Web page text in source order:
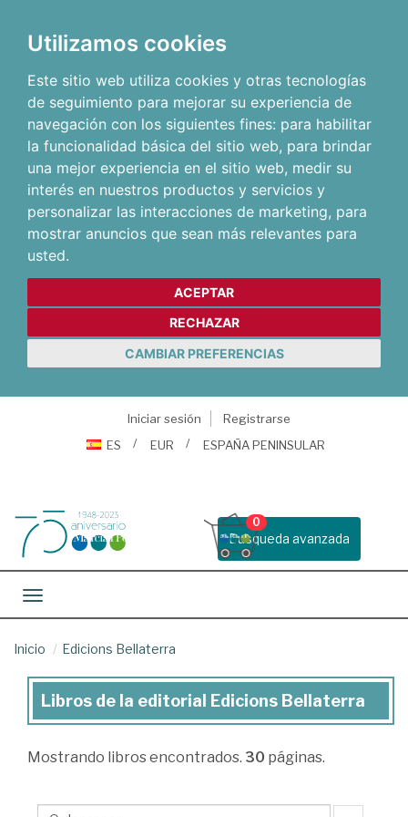
Utilizamos cookies
Este sitio web utiliza cookies y otras tecnologías
de seguimiento para mejorar su experiencia de
navegación con los siguientes fines: para habilitar
la funcionalidad básica del sitio web, para brindar
una mejor experiencia en el sitio web, medir su
interés en nuestros productos y servicios y
personalizar las interacciones de marketing, para
mostrar anuncios que sean más relevantes para
usted.
ACEPTAR
RECHAZAR
CAMBIAR PREFERENCIAS
Iniciar sesión
Registrarse
ES
EUR ESPAÑA PENINSULAR
Busqueda avanzada
0
Toggle navigation
Inicio Edicions Bellaterra
Libros
la
Libros de la editorial Edicions Bellaterra
Mostrando libros encontrados. 30 páginas.